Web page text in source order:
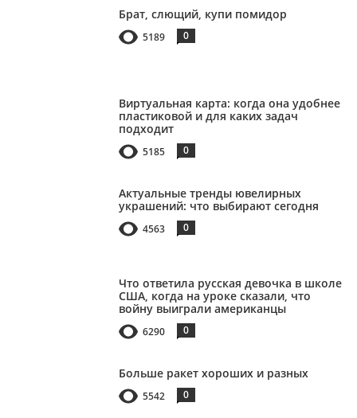
Брат, слющий, купи помидор
5189 0
Виртуальная карта: когда она удобнее
пластиковой и для каких задач
подходит
5185 0
Актуальные тренды ювелирных
украшений: что выбирают сегодня
4563 0
Что ответила русская девочка в школе
США, когда на уроке сказали, что
войну выиграли американцы
6290 0
Больше ракет хороших и разных
5542 0